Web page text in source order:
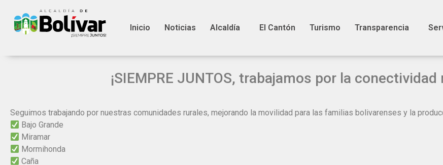
Inicio Noticias Alcaldía El Cantón Turismo Transparencia
¡SIEMPRE JUNTOS, trabajamos por la conectividad
Seguimos trabajando por nuestras comunidades rurales, mejorando la movilidad para las familias bolivarenses y la
Bajo Grande
Miramar
Mormihonda
Caña